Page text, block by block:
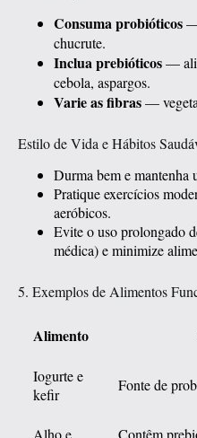
Consuma probióticos—
chucrute.
Inclua prebióticos—
cebola, aspargos.
Varie as fibras—
Estilo de Vida e Hábitos
Durma bem e mantenha
Pratique exercícios
aeróbicos.
Evite o uso prolongado
médica) e minimize
5. Exemplos de Alimentos
Alimento
Iogurte e
kefir
Fonte de
Alho e
Contêm